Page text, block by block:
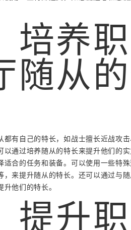
培养
随从
都有自己的特长，如战士擅长近战攻
以通过培养随从的特长来提升他们的
适合的任务和装备。可以使用一些特
，来提升随从的特长。还可以通过与
他们的特长。
提升